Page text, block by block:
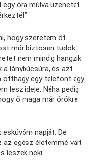
egy óra múlva üzenetet
hogy szeretem őt.
már biztosan tudok
nem mindig hangzik
a lánybúcsúra, és azt
otthagy egy telefont egy
lesz ideje. Néha pedig
ő maga már örökre
napját. De
egész életemmé vált
leszek neki.